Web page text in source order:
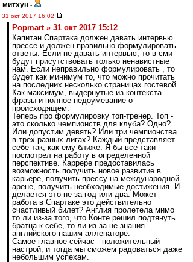
митхун -
31 окт 2017 16:02
Popmart » 31 окт 2017 15:12
Капитан Спартака должен давать интервью
прессе и должен правильно формулировать
ответы. Если не давать интервью, то в сми
будут присутствовать только ненавистные
нам. Если неправильно формулировать , то
будет как минимум то, что можно прочитать
на последних несколько страницах гостевой.
Как максимум, выдернутые из контекста
фразы и полное недоумевание о
происходящем.
Теперь про формулировку топ-тренер. Топ -
это сколько чемпионств для клуба? Одно?
Или допустим девять? Или три чемпионства
в трех разных лигах? Каждый представляет
себе так, как ему ближе. Я бы все-таки
посмотрел на работу в определенной
перспективе. Каррере предоставилась
возможность получить новое развитие в
карьере, получить прессу на международной
арене, получить необходимые достижения. И
делается это не за год или два. Может
работа в Спартаке это действительно
счастливый билет? Англия пролетела мимо
то ли из-за того, что Конте решил подтянуть
братца к себе, то ли из-за не знания
английского нашим алленаторе.
Самое главное сейчас - положительный
настрой, и тогда мы сможем радоваться даже
небольшим успехам.